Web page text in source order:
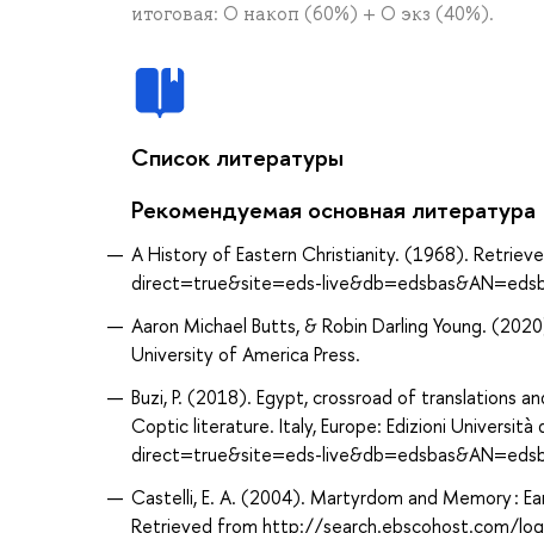
итоговая: О накоп (60%) + О экз (40%).
Список литературы
Рекомендуемая основная литература
A History of Eastern Christianity. (1968).
direct=true&site=eds-
Aaron Michael Butts, & Robin Darling Young.
University of America Press.
Buzi, P. (2018). Egypt, crossroad of translations
Coptic literature. Italy, Europe: Edizioni
direct=true&site=eds-
Castelli, E. A. (2004). Martyrdom and Memory :
Retrieved from http://search.ebscohost.com/